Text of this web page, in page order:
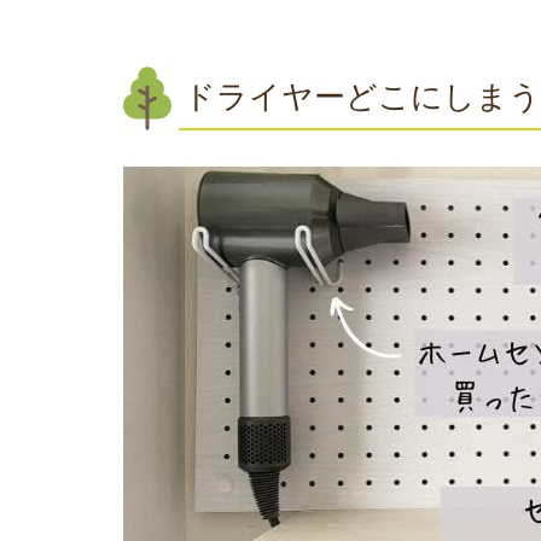
ドライヤーどこにしま